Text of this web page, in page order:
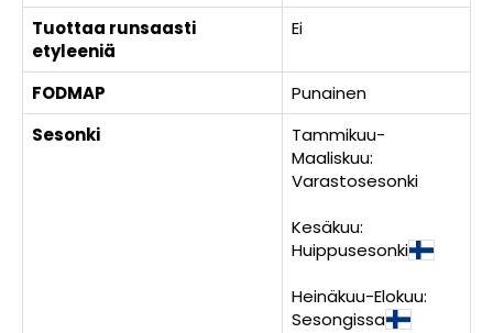
Tuottaa runsaasti
etyleeniä
Ei
FODMAP
Punainen
Sesonki
Tammikuu-
Maaliskuu:
Varastosesonki
Kesäkuu:
Huippusesonki
Heinäkuu-Elokuu:
Sesongissa